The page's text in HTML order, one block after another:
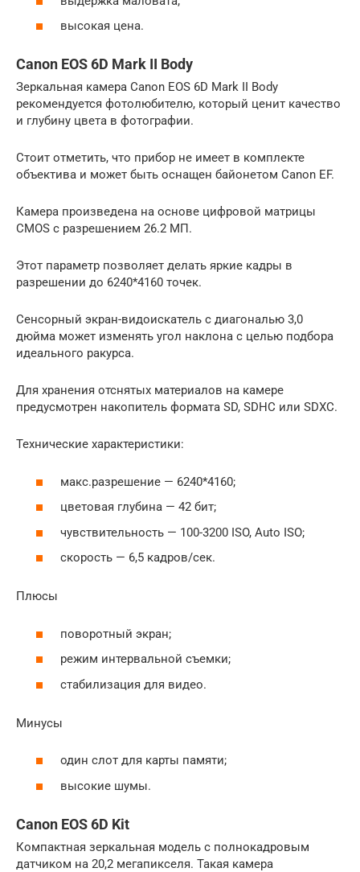
высокая цена.
Canon EOS 6D Mark II Body
Зеркальная камера Canon EOS 6D Mark II Body
рекомендуется фотолюбителю, который ценит качество
и глубину цвета в фотографии.
Стоит отметить, что прибор не имеет в комплекте
объектива и может быть оснащен байонетом Canon EF.
Камера произведена на основе цифровой матрицы
CMOS с разрешением 26.2 МП.
Этот параметр позволяет делать яркие кадры в
разрешении до 6240*4160 точек.
Сенсорный экран-видоискатель с диагональю 3,0
дюйма может изменять угол наклона с целью подбора
идеального ракурса.
Для хранения отснятых материалов на камере
предусмотрен накопитель формата SD, SDHC или SDXC.
Технические характеристики:
макс.разрешение — 6240*4160;
цветовая глубина — 42 бит;
чувствительность — 100-3200 ISO, Auto ISO;
скорость — 6,5 кадров/сек.
Плюсы
поворотный экран;
режим интервальной съемки;
стабилизация для видео.
Минусы
один слот для карты памяти;
высокие шумы.
Canon EOS 6D Kit
Компактная зеркальная модель с полнокадровым
датчиком на 20,2 мегапикселя. Такая камера